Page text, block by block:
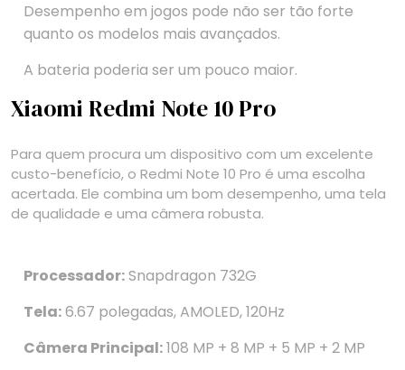
Desempenho em jogos pode não ser tão forte
quanto os modelos mais avançados.
A bateria poderia ser um pouco maior.
Xiaomi Redmi Note 10 Pro
Para quem procura um dispositivo com um excelente
custo-benefício, o Redmi Note 10 Pro é uma escolha
acertada. Ele combina um bom desempenho, uma tela
de qualidade e uma câmera robusta.
Processador:Snapdragon 732G
Tela:6.67 polegadas, AMOLED, 120Hz
Câmera Principal:108 MP + 8 MP + 5 MP + 2 MP